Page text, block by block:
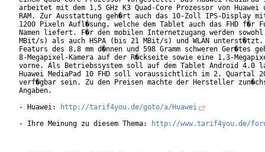
arbeitet mit dem 1,5 GHz K3 Quad-Core Prozessor von Huawei
RAM. Zur Ausstattung geh�rt auch das 10-Zoll IPS-Display
1200 Pixeln Aufl�sung, welche dem Tablet auch das FHD f�r
Namen liefert. F�r den mobilen Internetzugang werden
MBit/s) als auch HSPA (bis 21 MBit/s) und WLAN
Featurs des 8,8 mm d�nnen und 598 Gramm schweren Ger�tes
8-Megapixel-Kamera auf der R�ckseite sowie eine 1,3-
vorne. Als Betriebssystem soll auf dem Tablet Android 4.0
Huawei MediaPad 10 FHD soll voraussichtlich im 2. Quartal
verf�gbar sein. Zu den Preisen machte der Hersteller
Angaben.
- Huawei:
http://tarif4you.de/goto/a/Huawei
- Ihre Meinung zu diesem Thema:
http://www.tarif4you.de/